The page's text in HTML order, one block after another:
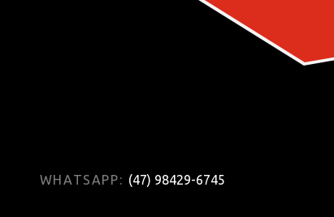
WHATSAPP: (47) 98429-6745